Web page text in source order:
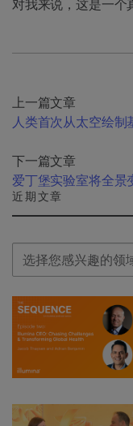
对我来说，这是一
上一篇文章
人类首次从太空绘制
下一篇文章
爱丁堡实验室将全景
近期文章
Select Filter